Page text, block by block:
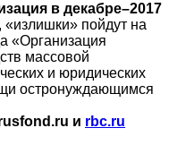
в декабре–2017
пойдут на
«Организация
массовой
и юридических
остронуждающимся
и rbc.ru